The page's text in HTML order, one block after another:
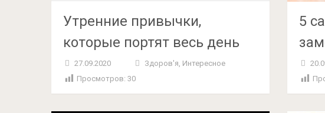
Утренние привычки,
которые портят весь день
27.09.2020 Здоров'я, Интересное
Просмотров: 30
5